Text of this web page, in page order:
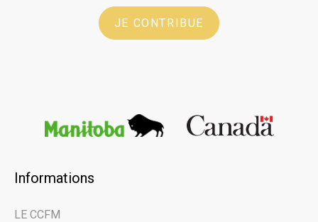
JE CONTRIBUE
Informations
LE CCFM